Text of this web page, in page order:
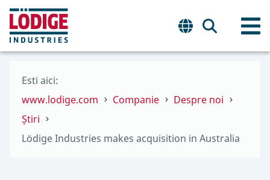
Esti aici:
www.lodige.com
Companie
Despre noi
Știri
Lödige Industries makes acquisition in Australia